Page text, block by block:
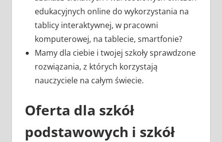
edukacyjnych online do wykorzystania na
tablicy interaktywnej, w pracowni
komputerowej, na tablecie, smartfonie?
Mamy dla ciebie i twojej szkoły sprawdzone
rozwiązania, z których korzystają
nauczyciele na całym świecie.
Oferta dla szkół
podstawowych i szkół